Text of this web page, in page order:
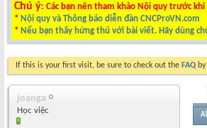
Chú ý: Các bạn nên tham khảo Nội quy trước
* Nội quy và Thông báo diễn đàn CNCProVN.com
* Nếu bạn thấy hứng thú với bài viết. Hãy dùng
If this is your first visit, be sure to check out the FAQ
joanga
Học việc All